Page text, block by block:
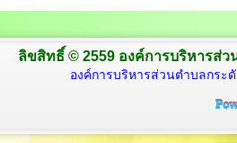
ลิขสิทธิ์ © 2559 องค์การบริหารส่
องค์การบริหารส่วนตำบลกระ